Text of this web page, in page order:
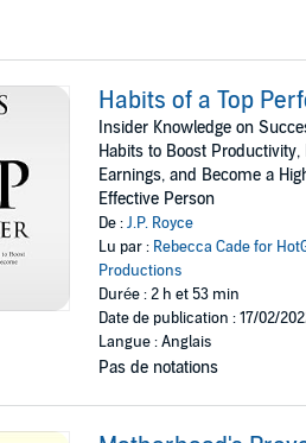
Habits of a Top
Insider Knowledge on
Habits to Boost Productivity,
Earnings, and Become a
Effective Person
De :J.P. Royce
Lu par : Rebecca Cade for
Productions
Durée : 2 h et 53 min
Date de publication : 17/02/
Langue : Anglais
Pas de notations